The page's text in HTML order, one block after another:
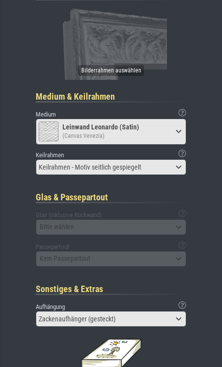
Medium & Keilrahmen
Medium
Leinwand Leonardo (Satin)
(Canvas Venezia)
Keilrahmen
Keilrahmen - Motiv seitlich gespiegelt
Glas & Passepartout
Glas (inklusive Rückwand)
Bitte wählen
Passepartout
Kein Passepartout
Sonstiges & Extras
Aufhängung
Zackenaufhänger (gesteckt)